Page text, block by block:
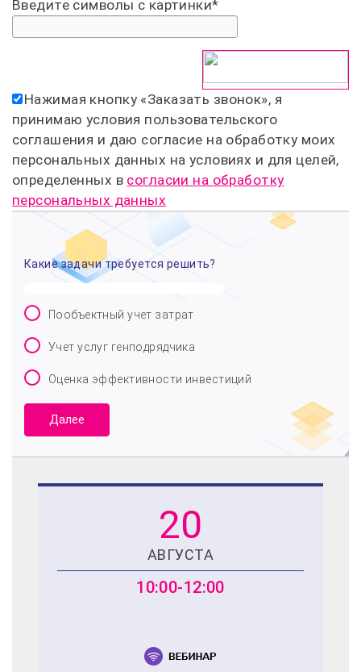
Введите символы с картинки*
Нажимая кнопку «Заказать звонок», я
принимаю условия пользовательского
соглашения и даю согласие на обработку моих
персональных данных на условиях и для целей,
определенных в согласии на обработку
персональных данных
Какие задачи требуется решить?
Пообъектный учет затрат
Учет услуг генподрядчика
Оценка эффективности инвестиций
Далее
20
АВГУСТА
10:00-12:00